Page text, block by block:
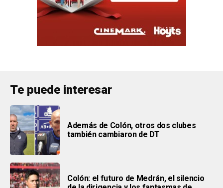
Te puede interesar
Además de Colón, otros dos clubes
también cambiaron de DT
Colón: el futuro de Medrán, el silencio